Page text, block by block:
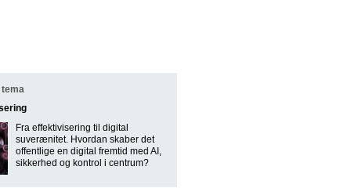
Fra effektivisering til digital
suverænitet. Hvordan skaber det
offentlige en digital fremtid med AI,
sikkerhed og kontrol i centrum?